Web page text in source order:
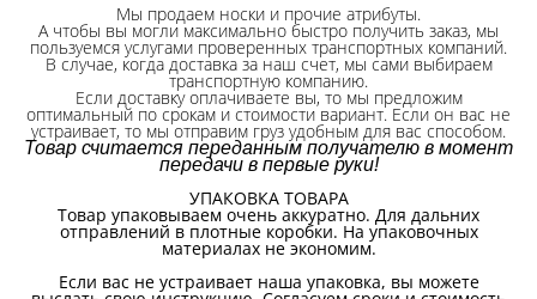
Мы продаем носки и прочие атрибуты.
А чтобы вы могли максимально быстро получить заказ, мы
пользуемся услугами проверенных транспортных компаний.
В случае, когда доставка за наш счет, мы сами выбираем
транспортную компанию.
Если доставку оплачиваете вы, то мы предложим
оптимальный по срокам и стоимости вариант. Если он вас не
устраивает, то мы отправим груз удобным для вас способом.
Товар считается переданным получателю в момент
передачи в первые руки!
УПАКОВКА ТОВАРА
Товар упаковываем очень аккуратно. Для дальних
отправлений в плотные коробки. На упаковочных
материалах не экономим.
Если вас не устраивает наша упаковка, вы можете